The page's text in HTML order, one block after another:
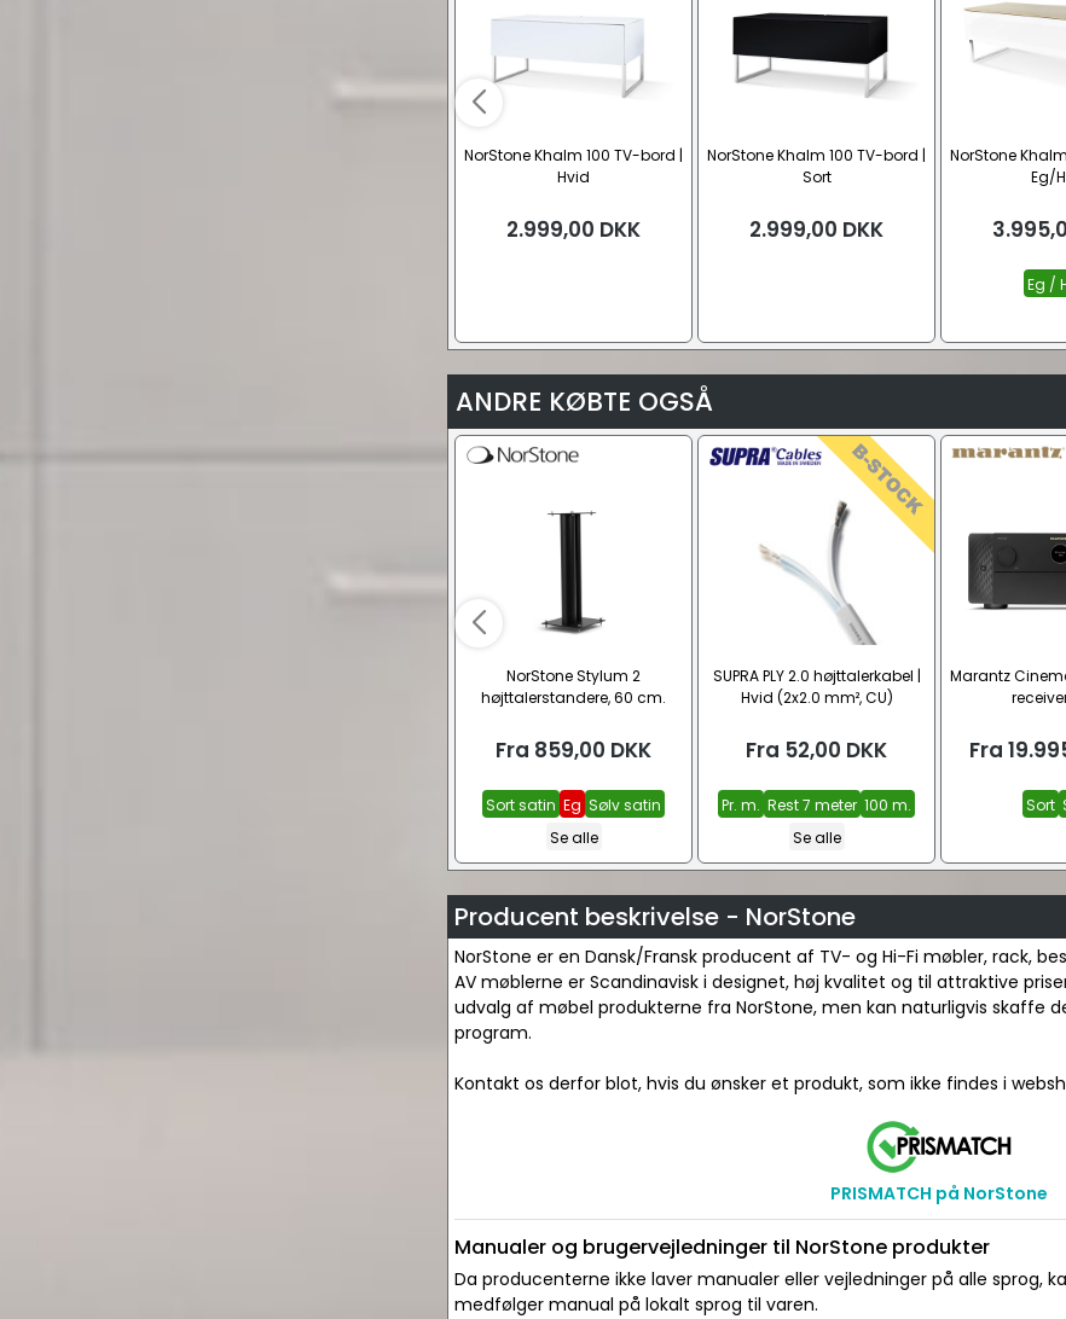
NorStone Khalm 100 TV-bord |
Hvid
2.999,00 DKK
NorStone Khalm 100 TV-bord |
Sort
2.999,00 DKK
NorStone
Eg/
Eg /
ANDRE KØBTE OGSÅ
NorStone Stylum 2
højttalerstandere, 60 cm.
Fra 859,00 DKK
Sort satin Eg Sølv satin
Se alle
SUPRA PLY 2.0 højttalerkabel |
Hvid (2x2.0 mm², CU)
Fra 52,00 DKK
Pr. m. Rest 7 meter 100 m.
Se alle
Marantz
Fra
Sort
Producent beskrivelse - NorStone
NorStone er en Dansk/Fransk producent af TV- og Hi-Fi møbler, rack,
AV møblerne er Scandinavisk i designet, høj kvalitet og til attraktive
udvalg af møbel produkterne fra NorStone, men kan naturligvis skaffe
program.
Kontakt os derfor blot, hvis du ønsker et produkt, som ikke findes i
PRISMATCH på NorStone
Manualer og brugervejledninger til NorStone produkter
Da producenterne ikke laver manualer eller vejledninger på alle sprog,
medfølger manual på lokalt sprog til varen.